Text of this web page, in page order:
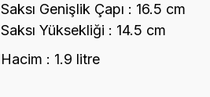
Saksı Genişlik Çapı : 16.5 cm
Saksı Yüksekliği : 14.5 cm
Hacim : 1.9 litre